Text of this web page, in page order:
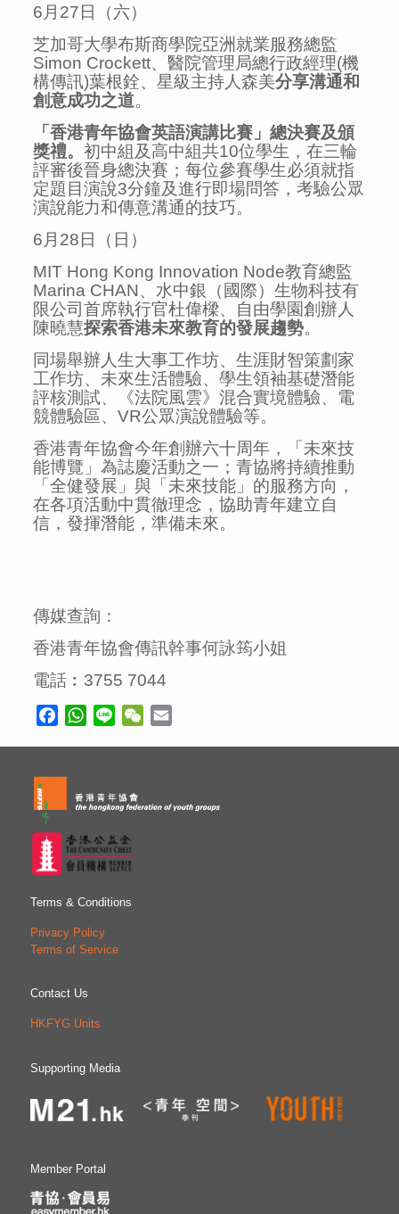
6月27日（六）
芝加哥大學布斯商學院亞洲就業服務總監
Simon Crockett、醫院管理局總行政經理(機
構傳訊)葉根銓、星級主持人森美分享溝通和
創意成功之道。
「香港青年協會英語演講比賽」總決賽及頒
獎禮。初中組及高中組共10位學生，在三輪
評審後晉身總決賽；每位參賽學生必須就指
定題目演說3分鐘及進行即場問答，考驗公眾
演說能力和傳意溝通的技巧。
6月28日（日）
MIT Hong Kong Innovation Node教育總監
Marina CHAN、水中銀（國際）生物科技有
限公司首席執行官杜偉樑、自由學園創辦人
陳曉慧探索香港未來教育的發展趨勢。
同場舉辦人生大事工作坊、生涯財智策劃家
工作坊、未來生活體驗、學生領袖基礎潛能
評核測試、《法院風雲》混合實境體驗、電
競體驗區、VR公眾演說體驗等。
香港青年協會今年創辦六十周年，「未來技
能博覽」為誌慶活動之一；青協將持續推動
「全健發展」與「未來技能」的服務方向，
在各項活動中貫徹理念，協助青年建立自
信，發揮潛能，準備未來。
傳媒查詢：
香港青年協會傳訊幹事何詠筠小姐
電話︰3755 7044
FacebookWhatsApp
Line WeChat
Terms & Conditions
Privacy Policy
Terms of Service
Contact Us
HKFYG Units
Supporting Media
Member Portal